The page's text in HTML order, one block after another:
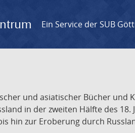
Ein Service der SUB
und asiatischer Bücher und
in der zweiten Hälfte des
hin zur Eroberung durch